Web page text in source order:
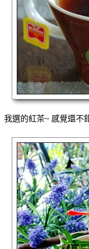
我選的紅茶~ 感覺還不